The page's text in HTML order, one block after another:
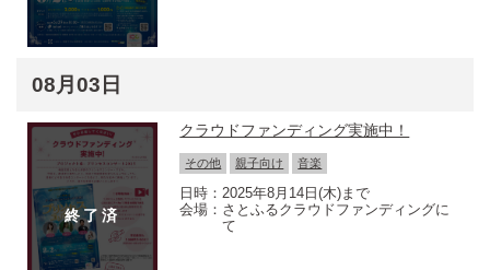
08月03日
クラウドファンディング実施中！
その他 親子向け 音楽
2025年8月14日(木)まで
さとふるクラウドファンディングに
て